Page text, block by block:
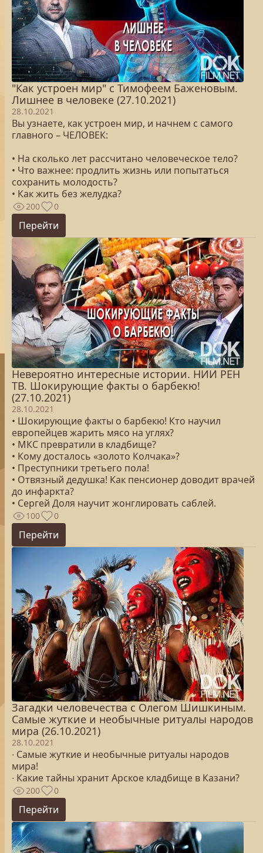
"Как устроен мир" с Тимофеем Баженовым.
Лишнее в человеке (27.10.2021)
28.10.2021
Вы узнаете, как устроен мир, и начнем с самого
главного – ЧЕЛОВЕК:
• На сколько лет рассчитано человеческое тело?
• Что важнее: продлить жизнь или попытаться
сохранить молодость?
• Как жить без желудка?
200 0
Перейти
Невероятно интересные истории. НИИ РЕН
ТВ. Шокирующие факты о барбекю!
(27.10.2021)
28.10.2021
• Шокирующие факты о барбекю! Кто научил
европейцев жарить мясо на углях?
• МКС превратили в кладбище?
• Кому досталось «золото Колчака»?
• Преступники третьего пола!
• Отвязный дедушка! Как пенсионер доводит врачей
до инфаркта?
• Сергей Доля научит жонглировать саблей.
100 0
Перейти
Загадки человечества с Олегом Шишкиным.
Самые жуткие и необычные ритуалы народов
мира (26.10.2021)
28.10.2021
∙ Самые жуткие и необычные ритуалы народов
мира!
∙ Какие тайны хранит Арское кладбище в Казани?
200 0
Перейти